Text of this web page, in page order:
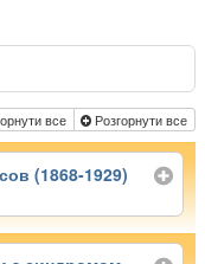
все Розгорнути все
(1868-1929)